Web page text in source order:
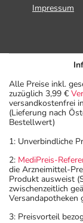
Impressum
Alle Preise inkl.
zuzüglich 3,99 €
versandkostenfrei
(Lieferung nach
Bestellwert)
1: Unverbindliche
2: MediPreis-
die Arzneimittel-
Produkt ausweist
zwischenzeitlich
Versandapotheken
3: Preisvorteil